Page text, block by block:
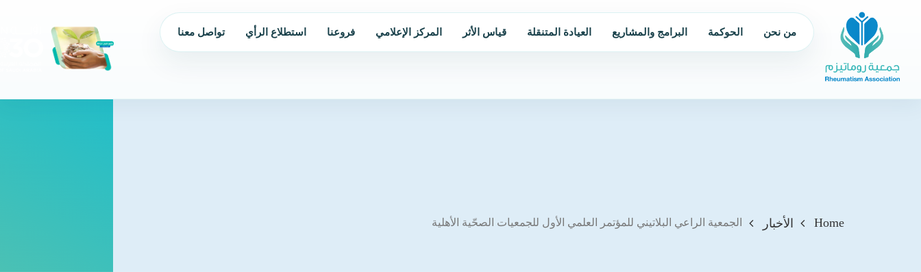
الحوكمة من نحن الحوكمة البرامج والمشاريع العيادة المتنقلة قياس الأثر المركز الإعلامي فروعنا استطلاع الرأي تواصل معنا
Home الأخبار الجمعية الراعي البلاتيني للمؤتمر العلمي الأول للجمعيات الصحّية الأهلية